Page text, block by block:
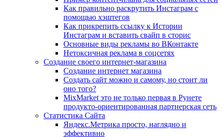
Как правильно раскрутить Инстаграм с
помощью хэштегов
Как прикрепить ссылку к Истории
Инстаграм и вставить свайп в сторис
Основные виды рекламы во ВКонтакте
Нетоксичная реклама в соцсетях
Создание своего интернет-магазина
Создание интернет магазина
Создать сайт можно и самому, но стоит ли
оно того?
MixMarket это не только первая в Рунете
продукто-ориентированная партнерская сеть
Статистика Сайта
Яндекс.Метрика просто, наглядно и
эффективно